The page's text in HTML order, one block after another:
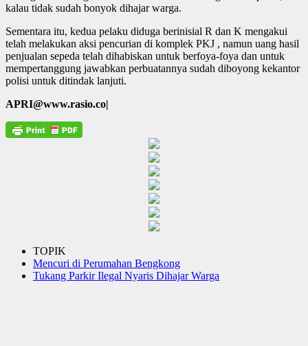
kalau tidak sudah bonyok dihajar warga.
Sementara itu, kedua pelaku diduga berinisial R dan K mengakui
telah melakukan aksi pencurian di komplek PKJ , namun uang hasil
penjualan sepeda telah dihabiskan untuk berfoya-foya dan untuk
mempertanggung jawabkan perbuatannya sudah diboyong kekantor
polisi untuk ditindak lanjuti.
APRI@www.rasio.co|
TOPIK
Mencuri di Perumahan Bengkong
Tukang Parkir Ilegal Nyaris Dihajar Warga